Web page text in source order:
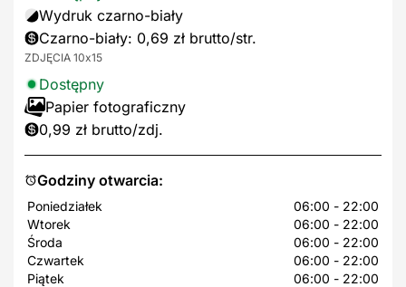
Godziny otwarcia:
Poniedziałek
06:00 - 22:00
Wtorek
06:00 - 22:00
Środa
06:00 - 22:00
Czwartek
06:00 - 22:00
Piątek
06:00 - 22:00
Wydruk czarno-biały
Czarno-biały: 0,69 zł brutto/str.
ZDJĘCIA 10x15
Dostępny
Papier fotograficzny
0,99 zł brutto/zdj.